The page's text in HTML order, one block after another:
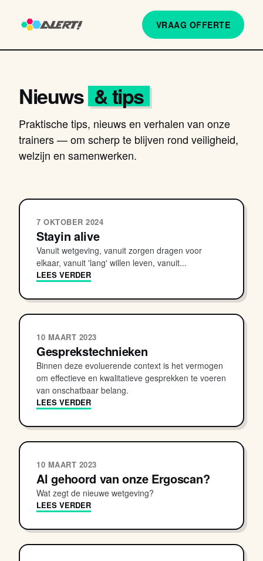
VRAAG OFFERTE
Nieuws & tips
Praktische tips, nieuws en verhalen van onze
trainers — om scherp te blijven rond veiligheid,
welzijn en samenwerken.
7 OKTOBER 2024
Stayin alive
Vanuit wetgeving, vanuit zorgen dragen voor
elkaar, vanuit 'lang' willen leven, vanuit...
LEES VERDER
10 MAART 2023
Gesprekstechnieken
Binnen deze evoluerende context is het vermogen
om effectieve en kwalitatieve gesprekken te voeren
van onschatbaar belang.
LEES VERDER
10 MAART 2023
Al gehoord van onze Ergoscan?
Wat zegt de nieuwe wetgeving?
LEES VERDER